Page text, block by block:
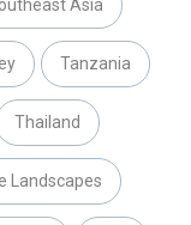
Asia
Tanzania
Thailand
Landscapes